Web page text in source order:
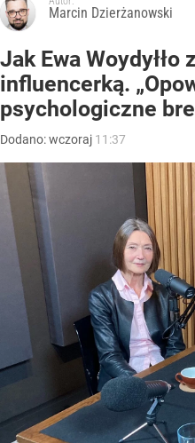
Marcin Dzierżanowski
Jak Ewa Woydyłło
influencerką.
psychologiczne
Dodano:wczoraj 11:37